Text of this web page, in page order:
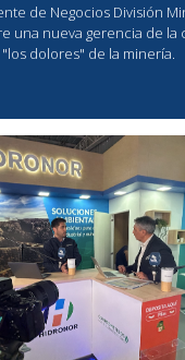
de Negocios División
una nueva gerencia de la
dolores" de la minería.